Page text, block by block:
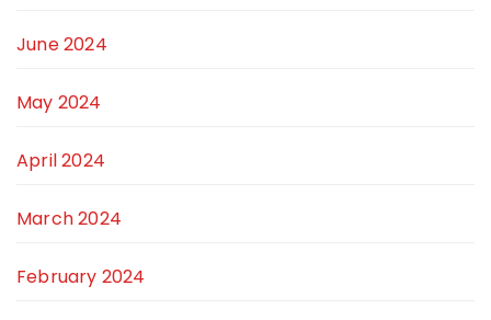
June 2024
May 2024
April 2024
March 2024
February 2024